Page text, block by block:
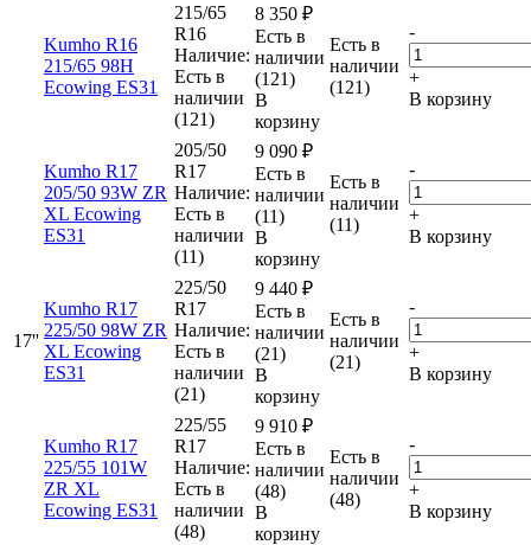
Kumho R16
215/65 98H
Ecowing ES31
215/65
R16
Наличие:
Есть в
наличии
(121)
8 350 ₽
Есть в
наличии
(121)
В
корзину
Есть в
наличии
(121)
-
+
В корзину
17''
Kumho R17
205/50 93W ZR
XL Ecowing
ES31
205/50
R17
Наличие:
Есть в
наличии
(11)
9 090 ₽
Есть в
наличии
(11)
В
корзину
Есть в
наличии
(11)
-
+
В корзину
Kumho R17
225/50 98W ZR
XL Ecowing
ES31
225/50
R17
Наличие:
Есть в
наличии
(21)
9 440 ₽
Есть в
наличии
(21)
В
корзину
Есть в
наличии
(21)
-
+
В корзину
Kumho R17
225/55 101W
ZR XL
Ecowing ES31
225/55
R17
Наличие:
Есть в
наличии
(48)
9 910 ₽
Есть в
наличии
(48)
В
корзину
Есть в
наличии
(48)
-
+
В корзину